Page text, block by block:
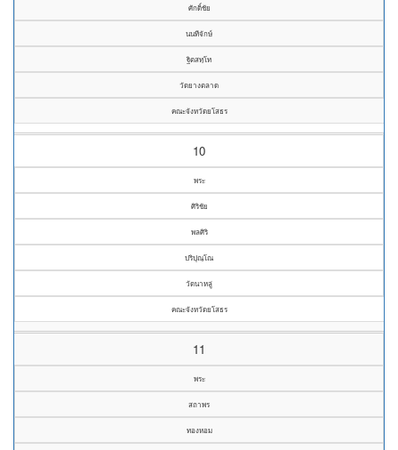
ศักดิ์ชัย
นนทีจักษ์
ฐิตสทฺโท
วัดยางตลาด
คณะจังหวัดยโสธร
10
พระ
ศิริชัย
พลศิริ
ปริปุณฺโณ
วัดนาหลู่
คณะจังหวัดยโสธร
11
พระ
สถาพร
ทองหอม